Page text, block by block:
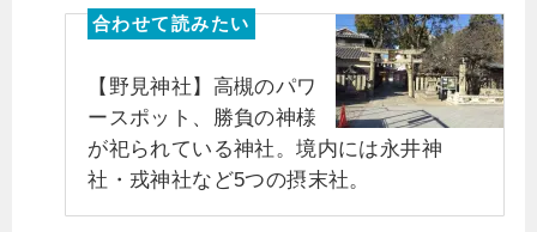
【野見神社】高槻のパワ
ースポット、勝負の神様
が祀られている神社。境内には永井神
社・戎神社など5つの摂末社。